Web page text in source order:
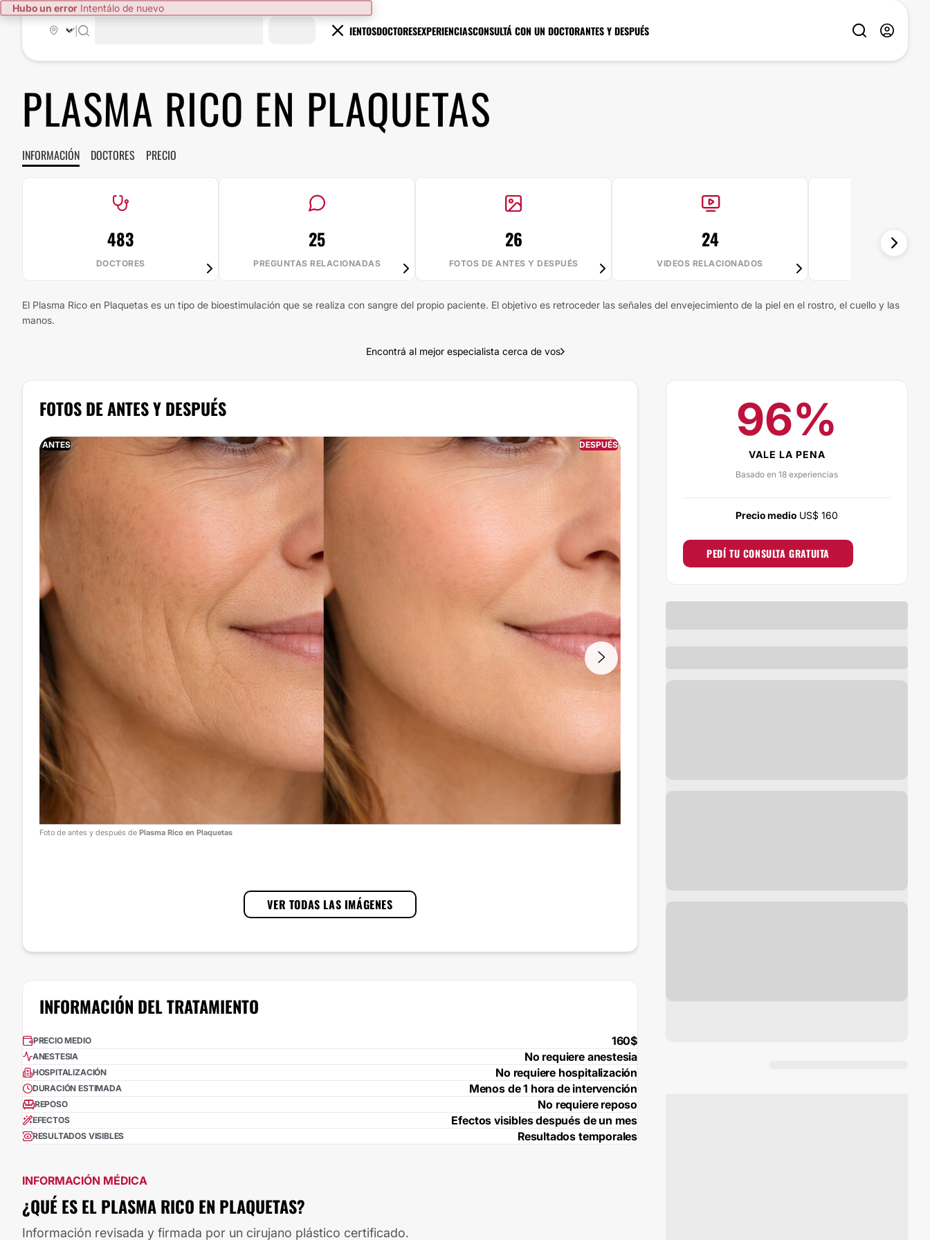
Hubo un error Intentálo de nuevo
TRATAMIENTOSDOCTORESEXPERIENCIASCONSULTÁ CON UN DOCTORANTES Y DESPUÉS
PLASMA RICO EN PLAQUETAS
INFORMACIÓN DOCTORES PRECIO
483
DOCTORES
25
PREGUNTAS RELACIONADAS
26
FOTOS DE ANTES Y DESPUÉS
24
VIDEOS RELACIONADOS
96%
El Plasma Rico en Plaquetas es un tipo de bioestimulación que se realiza con sangre del propio paciente. El objetivo es retroceder las señales del envejecimiento de la piel en el rostro, el cuello y las
manos.
Encontrá al mejor especialista cerca de vos
FOTOS DE ANTES Y DESPUÉS
ANTES DESPUÉS
Foto de antes y después de Plasma Rico en Plaquetas
VER TODAS LAS IMÁGENES
INFORMACIÓN DEL TRATAMIENTO
PRECIO MEDIO 160$
ANESTESIA No requiere anestesia
HOSPITALIZACIÓN No requiere hospitalización
DURACIÓN ESTIMADA Menos de 1 hora de intervención
REPOSO No requiere reposo
EFECTOS Efectos visibles después de un mes
RESULTADOS VISIBLES Resultados temporales
INFORMACIÓN MÉDICA
¿QUÉ ES EL PLASMA RICO EN PLAQUETAS?
Información revisada y firmada por un cirujano plástico certificado.
96%
VALE LA PENA
Basado en 18 experiencias
Precio medio US$ 160
PEDÍ TU CONSULTA GRATUITA